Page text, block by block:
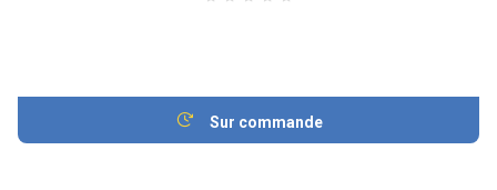
Sur commande